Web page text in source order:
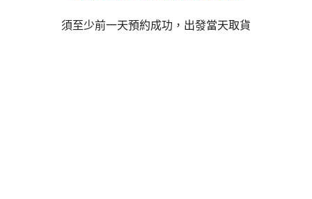
須至少前一天預約成功，出發當天取貨